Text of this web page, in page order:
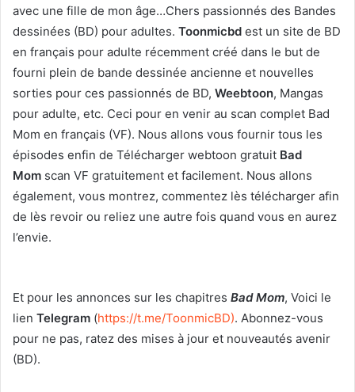
avec une fille de mon âge…Chers passionnés des Bandes
dessinées (BD) pour adultes. Toonmicbd est un site de BD
en français pour adulte récemment créé dans le but de
fourni plein de bande dessinée ancienne et nouvelles
sorties pour ces passionnés de BD, Weebtoon, Mangas
pour adulte, etc. Ceci pour en venir au scan complet Bad
Mom en français (VF). Nous allons vous fournir tous les
épisodes enfin de Télécharger webtoon gratuit Bad
Mom scan VF gratuitement et facilement. Nous allons
également, vous montrez, commentez lès télécharger afin
de lès revoir ou reliez une autre fois quand vous en aurez
l’envie.
Et pour les annonces sur les chapitres Bad Mom, Voici le
lien Telegram (https://t.me/ToonmicBD). Abonnez-vous
pour ne pas, ratez des mises à jour et nouveautés avenir
(BD).